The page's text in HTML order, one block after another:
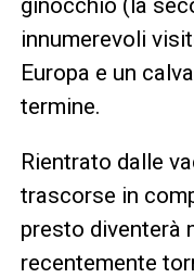
innumerevoli
Europa e un
termine.
Rientrato dalle
trascorse in
presto diventerà
recentemente